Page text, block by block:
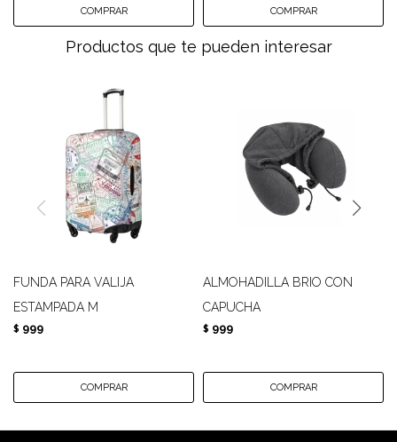
Productos que te pueden interesar
FUNDA PARA VALIJA
ESTAMPADA M
$ 999
ALMOHADILLA BRIO CON
CAPUCHA
$ 999